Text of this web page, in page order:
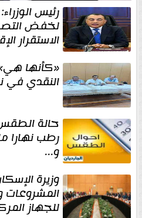
رئيس
لخفض
الاستقرار
«كأنها هي»
النقدي في
حالة الطقس
رطب نهارا
و...
وزيرة
المشروعات
للجهاز